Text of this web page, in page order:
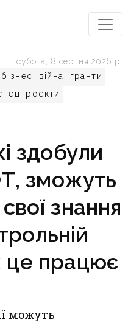
бізнес війна
гранти
субота, 8 серпня 2026 р.
здобули
зможуть
знання
це працює
можуть